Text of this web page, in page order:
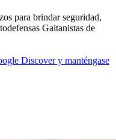
para brindar seguridad,
Gaitanistas de
Discover y manténgase